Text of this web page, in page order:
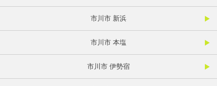
市川市 新浜
市川市 本塩
市川市 伊勢宿